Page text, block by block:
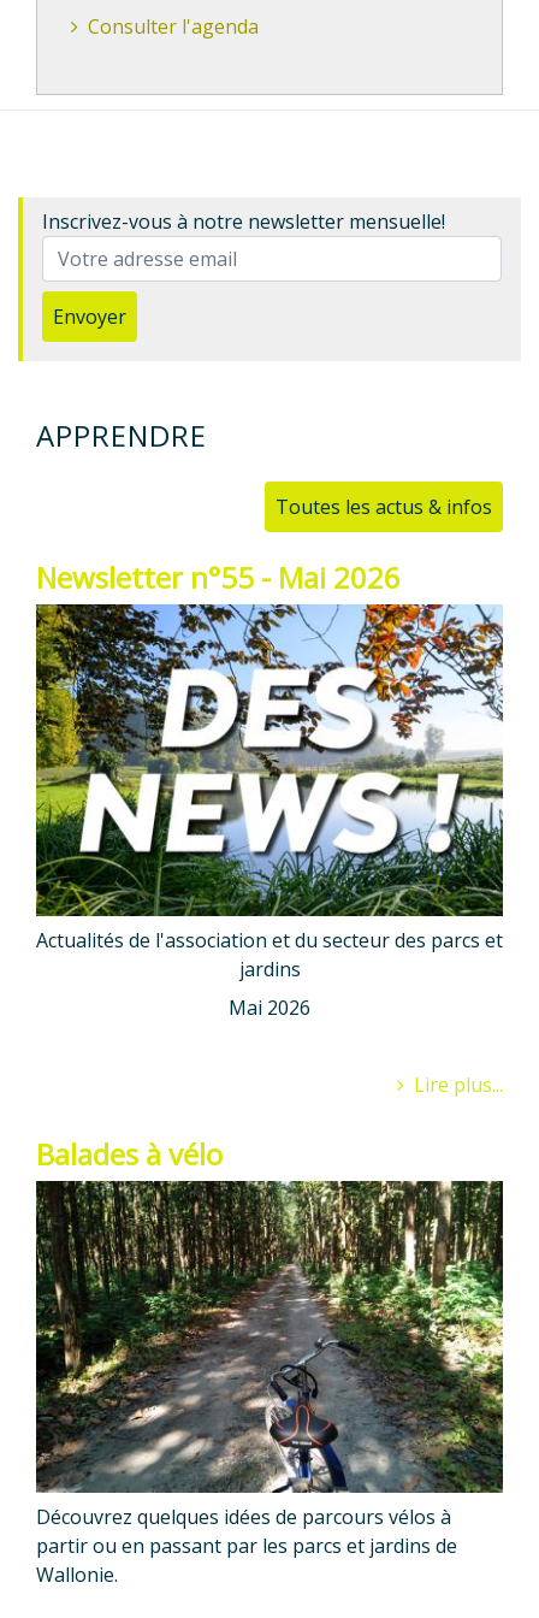
Consulter l'agenda
Inscrivez-vous à notre newsletter mensuelle!
Envoyer
APPRENDRE
Toutes les actus & infos
Newsletter n°55 - Mai 2026
Actualités de l'association et du secteur des parcs et
jardins
Mai 2026
Lire plus...
Balades à vélo
Découvrez quelques idées de parcours vélos à
partir ou en passant par les parcs et jardins de
Wallonie.